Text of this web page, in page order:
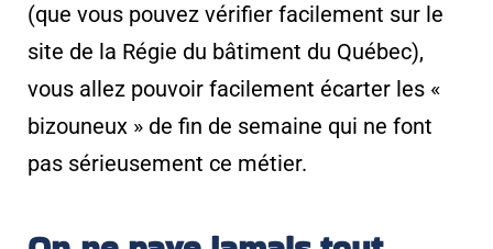
(que vous pouvez vérifier facilement sur le
site de la Régie du bâtiment du Québec),
vous allez pouvoir facilement écarter les «
bizouneux » de fin de semaine qui ne font
pas sérieusement ce métier.